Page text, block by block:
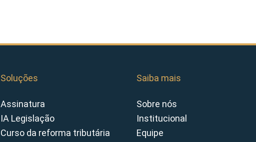
Soluções
Assinatura
IA Legislação
Curso da reforma tributária
Saiba mais
Sobre nós
Institucional
Equipe